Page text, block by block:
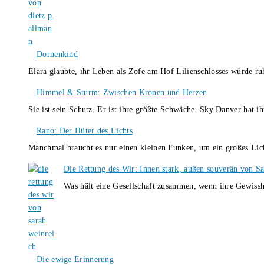
Dornenkind
Elara glaubte, ihr Leben als Zofe am Hof Lilienschlosses würde
Himmel & Sturm: Zwischen Kronen und Herzen
Sie ist sein Schutz. Er ist ihre größte Schwäche. Sky Danver
Rano: Der Hüter des Lichts
Manchmal braucht es nur einen kleinen Funken, um ein großes
Die Rettung des Wir: Innen stark, außen souverän von
Was hält eine Gesellschaft zusammen, wenn ihre
Die ewige Erinnerung